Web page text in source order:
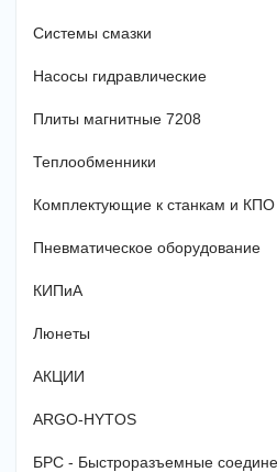
Системы смазки
Насосы гидравлические
Плиты магнитные 7208
Теплообменники
Комплектующие к станкам и КПО
Пневматическое оборудование
КИПиА
Люнеты
АКЦИИ
ARGO-HYTOS
БРС - Быстроразъемные